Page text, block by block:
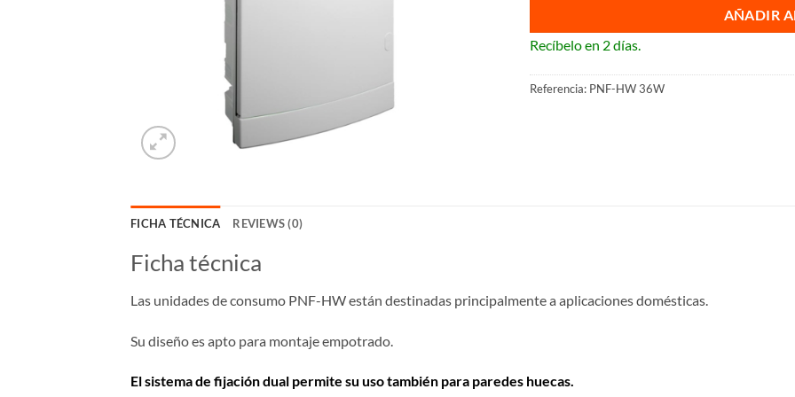
AÑADIR
Recíbelo en 2 días.
Referencia: PNF-HW 36W
FICHA TÉCNICA REVIEWS (0)
Ficha técnica
Las unidades de consumo PNF-HW están destinadas principalmente a aplicaciones domésticas.
Su diseño es apto para montaje empotrado.
El sistema de fijación dual permite su uso también para paredes huecas.